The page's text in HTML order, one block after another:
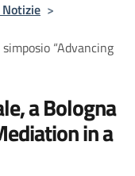
>
“Advancing
a Bologna
in a